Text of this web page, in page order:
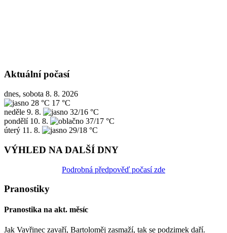
Aktuální počasí
dnes, sobota 8. 8. 2026
28 °C 17 °C
neděle 9. 8.
32/16 °C
pondělí 10. 8.
37/17 °C
úterý 11. 8. 29/18 °C
VÝHLED NA DALŠÍ DNY
Podrobná předpověď počasí zde
Pranostiky
Pranostika na akt. měsíc
Jak Vavřinec zavaří, Bartoloměj zasmaží, tak se podzimek daří.